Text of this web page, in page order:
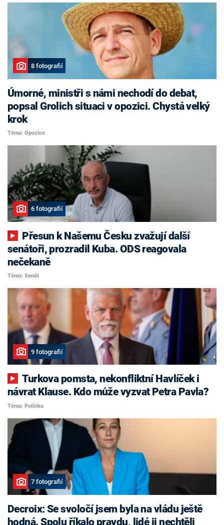
8 fotografií
Úmorné, ministři s námi nechodí do debat,
popsal Grolich situaci v opozici. Chystá velký
krok
Téma: Opozice
6 fotografií
senátoři, prozradil Kuba. ODS reagovala
nečekaně
Téma: Senát
9 fotografií
Turkova pomsta, nekonfliktní Havlíček i
návrat Klause. Kdo může vyzvat Petra Pavla?
Téma: Politika
7 fotografií
Decroix: Se svoločí jsem byla na vládu ještě
hodná. Spolu říkalo pravdu, lidé ji nechtěli